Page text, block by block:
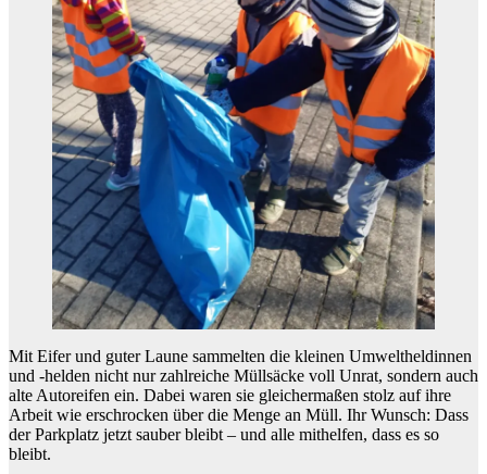
Mit Eifer und guter Laune sammelten die kleinen Umweltheldinnen
und -helden nicht nur zahlreiche Müllsäcke voll Unrat, sondern auch
alte Autoreifen ein. Dabei waren sie gleichermaßen stolz auf ihre
Arbeit wie erschrocken über die Menge an Müll. Ihr Wunsch: Dass
der Parkplatz jetzt sauber bleibt – und alle mithelfen, dass es so
bleibt.